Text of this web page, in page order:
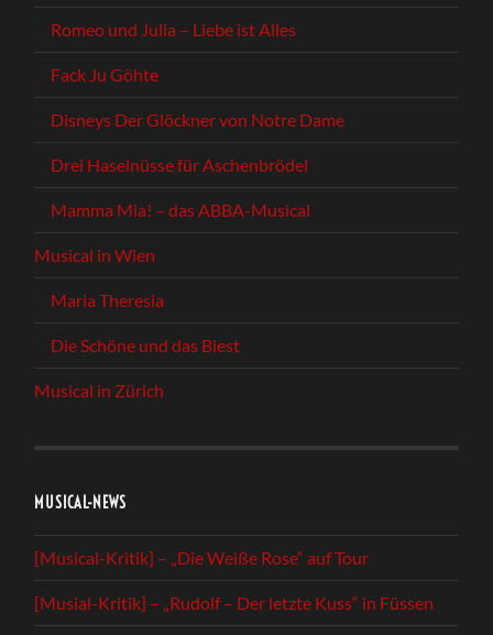
Romeo und Julia – Liebe ist Alles
Fack Ju Göhte
Disneys Der Glöckner von Notre Dame
Drei Haselnüsse für Aschenbrödel
Mamma Mia! – das ABBA-Musical
Musical in Wien
Maria Theresia
Die Schöne und das Biest
Musical in Zürich
MUSICAL-NEWS
[Musical-Kritik] – „Die Weiße Rose“ auf Tour
[Musial-Kritik] – „Rudolf – Der letzte Kuss“ in Füssen